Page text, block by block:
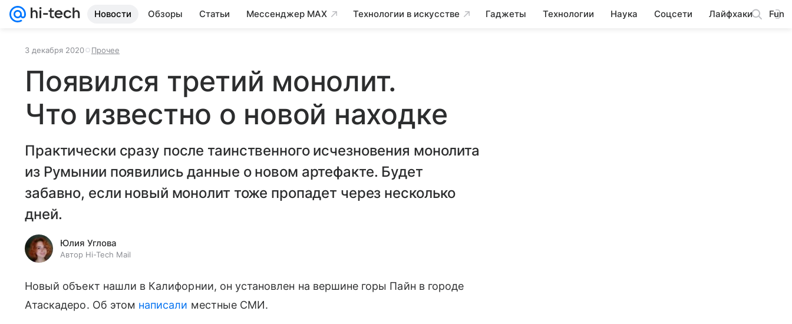
Новости Обзоры Статьи Мессенджер MAX Технологии в искусстве Гаджеты Технологии Наука Соцсети Лайфхаки Fun
3 декабря 2020 Прочее
Появился третий монолит.
Что известно о новой находке
Практически сразу после таинственного исчезновения монолита
из Румынии появились данные о новом артефакте. Будет
забавно, если новый монолит тоже пропадет через несколько
дней.
Юлия Углова
Автор Hi-Tech Mail
Новый объект нашли в Калифорнии, он установлен на вершине горы Пайн в городе
Атаскадеро. Об этом написали местные СМИ.